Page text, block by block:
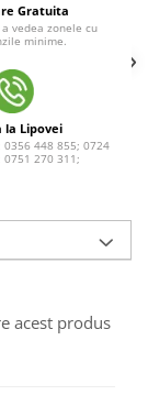
Gratuita
vedea zonele cu
minime.
la Lipovei
0356 448 855; 0724
0751 270 311;
acest produs